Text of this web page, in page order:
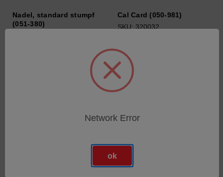
Nadel, standard stumpf
(051-380)
Cal Card (050-981)
SKU: 320032
Network Error
ok